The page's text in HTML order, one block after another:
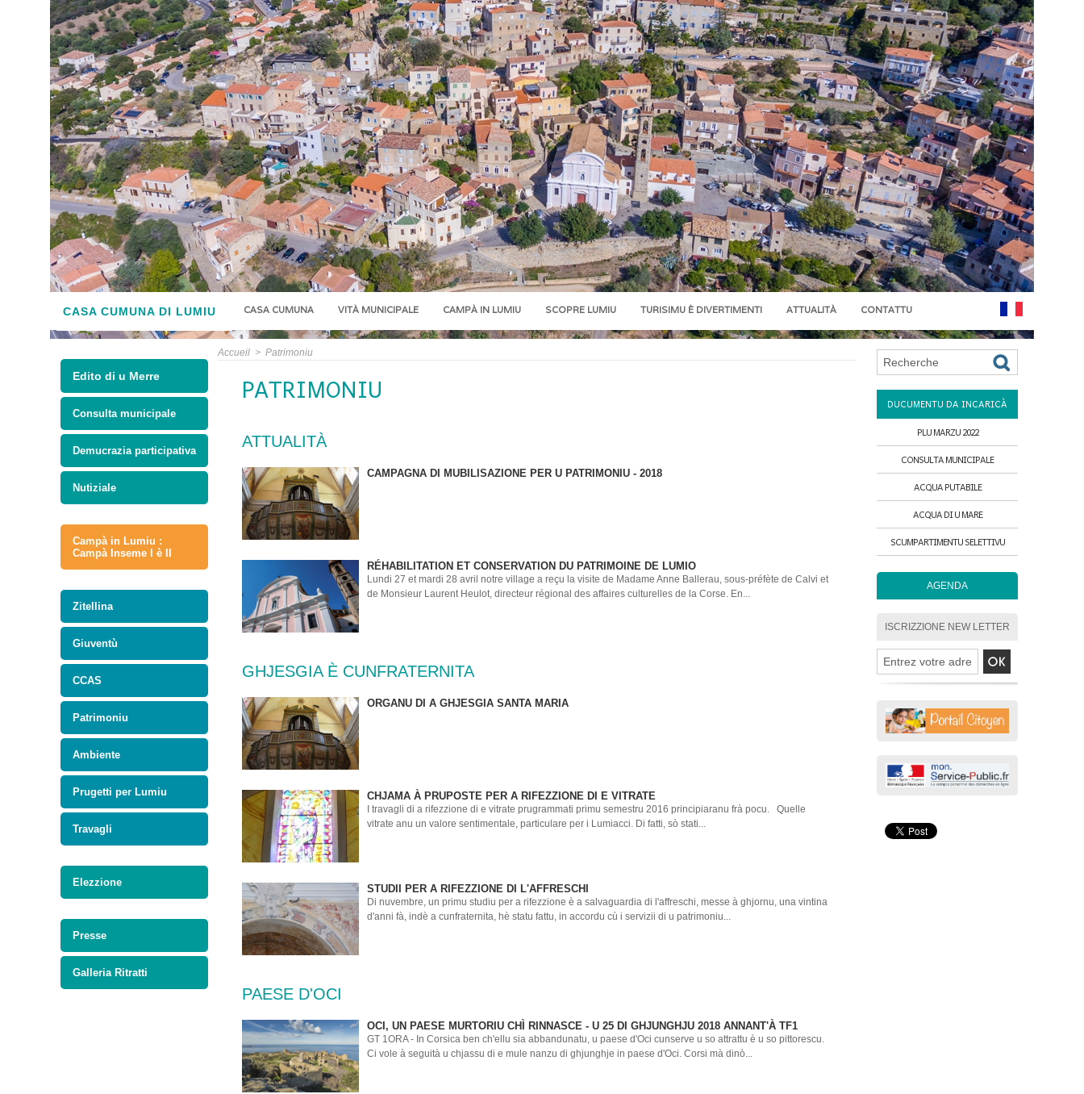
CASA CUMUNA DI LUMIU CASA CUMUNA VITÀ MUNICIPALE CAMPÀ IN LUMIU SCOPRE LUMIU TURISIMU È DIVERTIMENTI ATTUALITÀ CONTATTU
Edito di u Merre
Consulta municipale
Demucrazia participativa
Nutiziale
Campà in Lumiu :
Campà Inseme I è II
Zitellina
Giuventù
CCAS
Patrimoniu
Ambiente
Prugetti per Lumiu
Travagli
Elezzione
Presse
Galleria Ritratti
Accueil > Patrimoniu
PATRIMONIU
ATTUALITÀ
CAMPAGNA DI MUBILISAZIONE PER U PATRIMONIU - 2018
RÉHABILITATION ET CONSERVATION DU PATRIMOINE DE LUMIO
Lundi 27 et mardi 28 avril notre village a reçu la visite de Madame Anne Ballerau, sous-préfète de Calvi et
de Monsieur Laurent Heulot, directeur régional des affaires culturelles de la Corse. En...
GHJESGIA È CUNFRATERNITA
ORGANU DI A GHJESGIA SANTA MARIA
CHJAMA À PRUPOSTE PER A RIFEZZIONE DI E VITRATE
I travagli di a rifezzione di e vitrate prugrammati primu semestru 2016 principiaranu frà pocu. Quelle
vitrate anu un valore sentimentale, particulare per i Lumiacci. Di fatti, sò stati...
STUDII PER A RIFEZZIONE DI L'AFFRESCHI
Di nuvembre, un primu studiu per a rifezzione è a salvaguardia di l'affreschi, messe à ghjornu, una vintina
d'anni fà, indè a cunfraternita, hè statu fattu, in accordu cù i servizii di u patrimoniu...
PAESE D'OCI
OCI, UN PAESE MURTORIU CHÌ RINNASCE - U 25 DI GHJUNGHJU 2018 ANNANT'À TF1
GT 1ORA - In Corsica ben ch'ellu sia abbandunatu, u paese d'Oci cunserve u so attrattu è u so pittorescu.
Ci vole à seguità u chjassu di e mule nanzu di ghjunghje in paese d'Oci. Corsi mà dinò...
DUCUMENTU DA INCARICÀ
PLU MARZU 2022
CONSULTA MUNICIPALE
ACQUA PUTABILE
ACQUA DI U MARE
SCUMPARTIMENTU SELETTIVU
AGENDA
ISCRIZZIONE NEW LETTER